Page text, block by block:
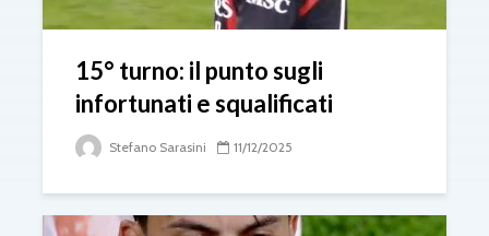
15° turno: il punto sugli
infortunati e squalificati
Stefano Sarasini 11/12/2025